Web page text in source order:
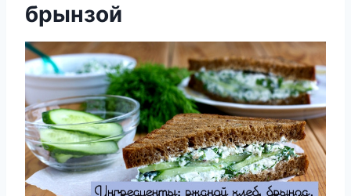
брынзой